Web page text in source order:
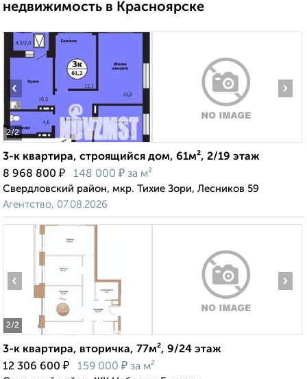
недвижимость в Красноярске
2/2
‹ ›
3-к квартира, строящийся дом, 61м², 2/19 этаж
8 968 800 ₽ 148 000 ₽ за м²
Свердловский район, мкр. Тихие Зори, Лесников 59
Агентство, 07.08.2026
2/2
‹ ›
3-к квартира, вторичка, 77м², 9/24 этаж
12 306 600 ₽ 159 000 ₽ за м²